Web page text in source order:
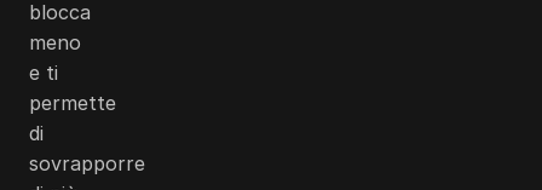
blocca
meno
e ti
permette
di
sovrapporre